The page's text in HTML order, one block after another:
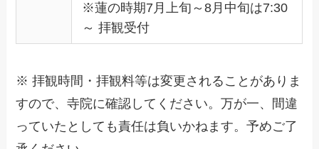
※蓮の時期7月上旬～8月中旬は7:30
～ 拝観受付
※ 拝観時間・拝観料等は変更されることがありま
すので、寺院に確認してください。万が一、間違
っていたとしても責任は負いかねます。予めご了